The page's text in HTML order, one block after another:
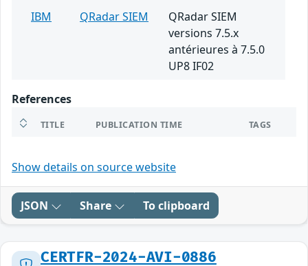
IBM
QRadar SIEM
QRadar SIEM
versions 7.5.x
antérieures à 7.5.0
UP8 IF02
References
TITLE PUBLICATION TIME TAGS
Show details on source website
JSON Share To clipboard
CERTFR-2024-AVI-0886